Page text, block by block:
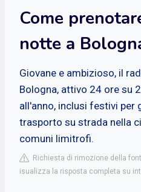
Come
notte a
Giovane e ambizioso, il
Bologna, attivo 24 ore su
all'anno, inclusi festivi per
trasporto su strada nella
comuni limitrofi.
Richiesta di rimozione della
isualizza la risposta completa su